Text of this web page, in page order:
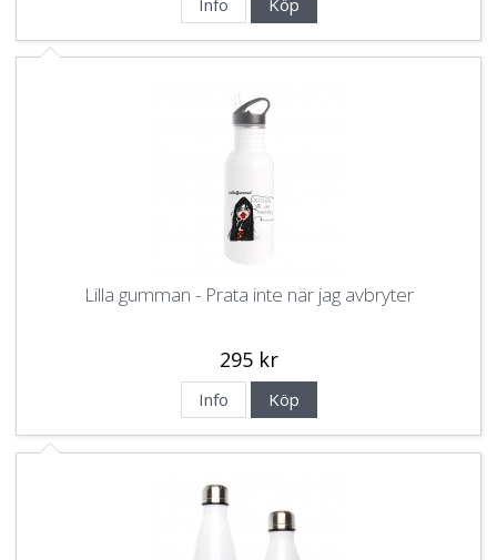
Lilla gumman - Prata inte när jag avbryter
295 kr
Info Köp